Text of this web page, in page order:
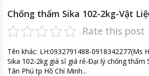
Chống thấm Sika 102-2kg-Vật
Rate this post
Tên khác: LH:0932791488-0918342277(Ms
Sika 102-2kg giá sỉ giá rẻ-Đại lý chống thấm
Tân Phú tp Hồ Chí Minh...